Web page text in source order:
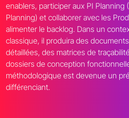
enablers, participer aux PI Planning
Planning) et collaborer avec les
alimenter le backlog. Dans un
classique, il produira des
détaillées, des matrices de
dossiers de conception
méthodologique est devenue un
différenciant.